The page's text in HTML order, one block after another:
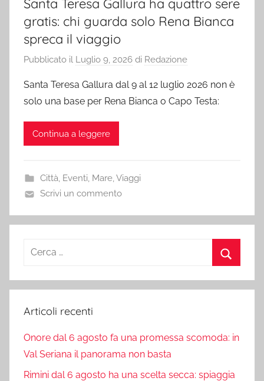
Santa Teresa Gallura ha quattro sere
gratis: chi guarda solo Rena Bianca
spreca il viaggio
Pubblicato il Luglio 9, 2026 di Redazione
Santa Teresa Gallura dal 9 al 12 luglio 2026 non è
solo una base per Rena Bianca o Capo Testa:
Continua a leggere
Città, Eventi, Mare,Viaggi
Scrivi un commento
Ricerca
Articoli recenti
Onore dal 6 agosto fa una promessa scomoda: in
Val Seriana il panorama non basta
Rimini dal 6 agosto ha una scelta secca: spiaggia